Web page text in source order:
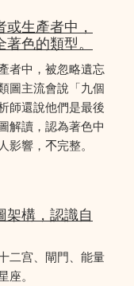
生產者中，
色的類型。
者中，被忽略遺忘
圖主流會說「九個
師還說他們是最後
解讀，認為著色中
響，𣎴完整。
架構，認識自
二宫、閘門、能量
。